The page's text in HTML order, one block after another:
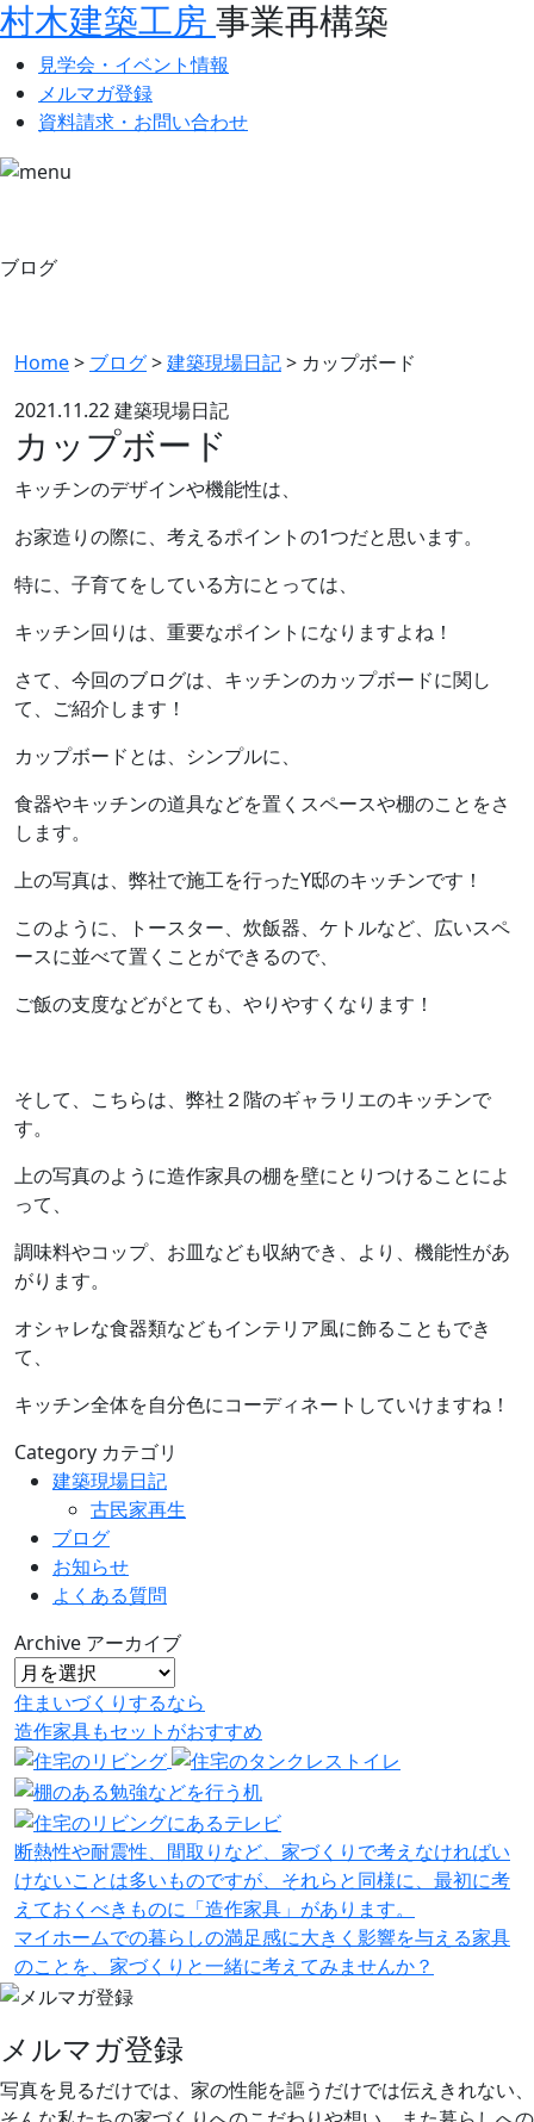
村木建築工房 事業再構築
見学会・イベント情報
メルマガ登録
資料請求・お問い合わせ
ブログ
Home> ブログ>建築現場日記> カップボード
2021.11.22建築現場日記
カップボード
キッチンのデザインや機能性は、
お家造りの際に、考えるポイントの1つだと思います。
特に、子育てをしている方にとっては、
キッチン回りは、重要なポイントになりますよね！
さて、今回のブログは、キッチンのカップボードに関し
て、ご紹介します！
カップボードとは、シンプルに、
食器やキッチンの道具などを置くスペースや棚のことをさ
します。
上の写真は、弊社で施工を行ったY邸のキッチンです！
このように、トースター、炊飯器、ケトルなど、広いスペ
ースに並べて置くことができるので、
ご飯の支度などがとても、やりやすくなります！
そして、こちらは、弊社２階のギャラリエのキッチンで
す。
上の写真のように造作家具の棚を壁にとりつけることによ
って、
調味料やコップ、お皿なども収納でき、より、機能性があ
がります。
オシャレな食器類などもインテリア風に飾ることもでき
て、
キッチン全体を自分色にコーディネートしていけますね！
Category カテゴリ
建築現場日記
古民家再生
ブログ
お知らせ
よくある質問
Archive アーカイブ
住まいづくりするなら
造作家具もセット がおすすめ
断熱性や耐震性、間取りなど、家づくりで考えなければい
けないことは多いものですが、それらと同様に、最初に考
えておくべきものに「造作家具」があります。
マイホームでの暮らしの満足感に大きく影響を与える家具
のことを、家づくりと一緒に考えてみませんか？
メルマガ登録
写真を見るだけでは、家の性能を謳うだけでは伝えきれない、